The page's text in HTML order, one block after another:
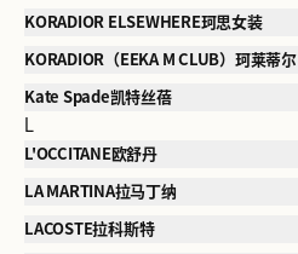
KORADIOR ELSEWHERE珂思女装
KORADIOR（EEKA M CLUB）珂莱蒂尔
Kate Spade凯特丝蓓
L
L'OCCITANE欧舒丹
LA MARTINA拉马丁纳
LACOSTE拉科斯特